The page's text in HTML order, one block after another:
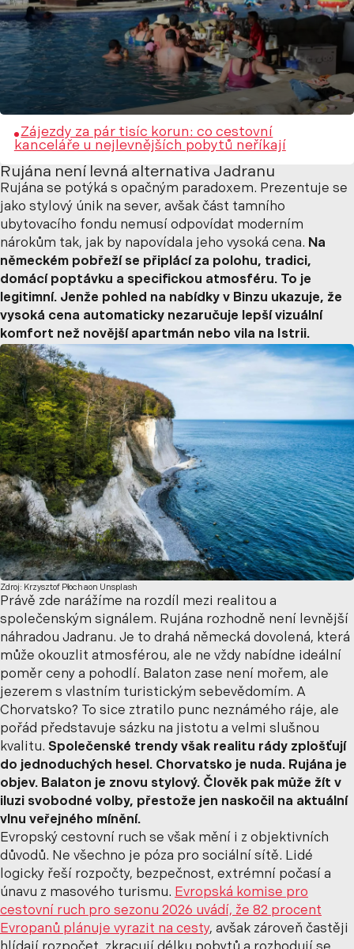
Zájezdy za pár tisíc korun: co cestovní
kanceláře u nejlevnějších pobytů neříkají
Rujána není levná alternativa Jadranu
Rujána se potýká s opačným paradoxem. Prezentuje se
jako stylový únik na sever, avšak část tamního
ubytovacího fondu nemusí odpovídat moderním
nárokům tak, jak by napovídala jeho vysoká cena. Na
německém pobřeží se připlácí za polohu, tradici,
domácí poptávku a specifickou atmosféru. To je
legitimní. Jenže pohled na nabídky v Binzu ukazuje, že
vysoká cena automaticky nezaručuje lepší vizuální
komfort než novější apartmán nebo vila na Istrii.
Zdroj: Krzysztof Płochaon Unsplash
Právě zde narážíme na rozdíl mezi realitou a
společenským signálem. Rujána rozhodně není levnější
náhradou Jadranu. Je to drahá německá dovolená, která
může okouzlit atmosférou, ale ne vždy nabídne ideální
poměr ceny a pohodlí. Balaton zase není mořem, ale
jezerem s vlastním turistickým sebevědomím. A
Chorvatsko? To sice ztratilo punc neznámého ráje, ale
pořád představuje sázku na jistotu a velmi slušnou
kvalitu. Společenské trendy však realitu rády zplošťují
do jednoduchých hesel. Chorvatsko je nuda. Rujána je
objev. Balaton je znovu stylový. Člověk pak může žít v
iluzi svobodné volby, přestože jen naskočil na aktuální
vlnu veřejného mínění.
Evropský cestovní ruch se však mění i z objektivních
důvodů. Ne všechno je póza pro sociální sítě. Lidé
logicky řeší rozpočty, bezpečnost, extrémní počasí a
únavu z masového turismu. Evropská komise pro
cestovní ruch pro sezonu 2026 uvádí, že 82 procent
Evropanů plánuje vyrazit na cesty, avšak zároveň častěji